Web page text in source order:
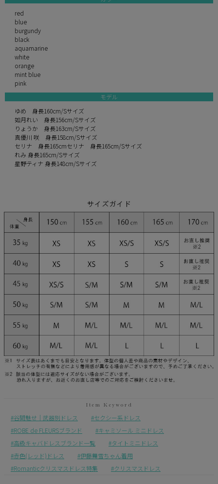
red
blue
burgundy
black
aquamarine
white
orange
mint blue
pink
モデル
ゆめ 身長160cm/Sサイズ
如月れい 身長156cm/Sサイズ
りょうか 身長163cm/Sサイズ
真優川 咲 身長158cm/Sサイズ
セリナ 身長165cmセリナ 身長165cm/Sサイズ
れみ 身長165cm/Sサイズ
星野ティナ 身長148cm/Sサイズ
谷間魅せ｜武器別ドレス
セクシー系ドレス
ROBE de FLEURSブランド
キャミソール ミニドレス
高級キャバドレスブランド一覧
タイトミニドレス
赤色(レッド)ドレス
伊藤舞雪ちゃん着用
Romanticクリスマスドレス特集
クリスマスドレス